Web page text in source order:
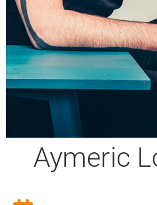
Aymeric